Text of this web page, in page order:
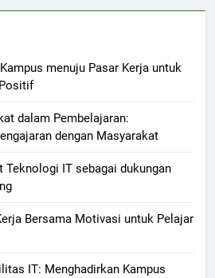
menuju Pasar Kerja untuk
dalam Pembelajaran:
dengan Masyarakat
Teknologi IT sebagai dukungan
Bersama Motivasi untuk Pelajar
IT: Menghadirkan Kampus